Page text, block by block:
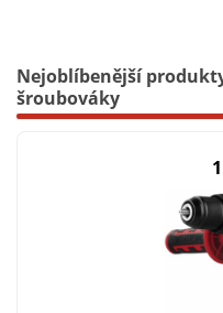
Nejoblíbenější
šroubováky